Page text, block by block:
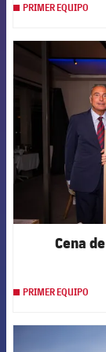
PRIMER EQUIPO
Cena
PRIMER EQUIPO